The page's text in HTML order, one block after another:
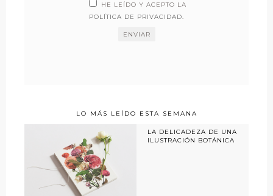
HE LEÍDO Y ACEPTO LA
POLÍTICA DE PRIVACIDAD.
LO MÁS LEÍDO ESTA SEMANA
LA DELICADEZA DE UNA
ILUSTRACIÓN BOTÁNICA